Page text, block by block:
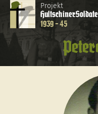
Projekt
Hultschiner
1939 - 45